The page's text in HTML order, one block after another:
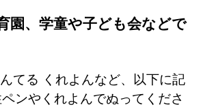
園、学童や子ども会などで
てる くれよんなど、以下に記
ンやくれよんでぬってくださ